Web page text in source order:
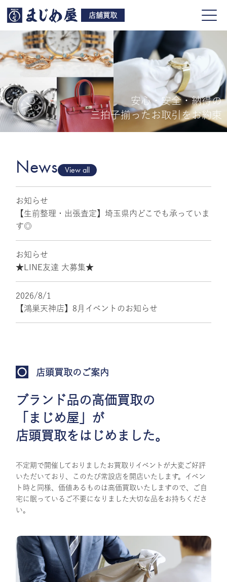
店舗買取
買取品目
店舗一覧
安心・安全・納得の
三拍子揃ったお取引をお約束
News View all
お知らせ
【生前整理・出張査定】埼玉県内どこでも承っていま
す◎
お知らせ
★LINE友達 大募集★
2026/8/1
【鴻巣天神店】8月イベントのお知らせ
店頭買取のご案内
ブランド品の高価買取の
「まじめ屋」が
店頭買取をはじめました。
不定期で開催しておりましたお買取りイベントが大変ご好評
いただいており、このたび常設店を開店いたします。イベン
ト時と同様、価値あるものは高価買取いたしますので、ご自
宅に眠っているご不要になりました大切な品をお持ちくださ
い。